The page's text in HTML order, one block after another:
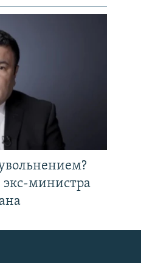
экс-министра